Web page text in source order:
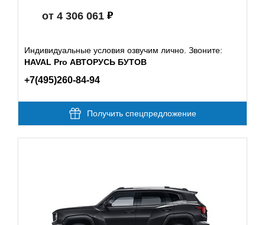
от 4 306 061
Индивидуальные условия озвучим лично. Звоните:
HAVAL Pro АВТОРУСЬ БУТОВ
+7(495)260-84-94
Получить спецпредложение